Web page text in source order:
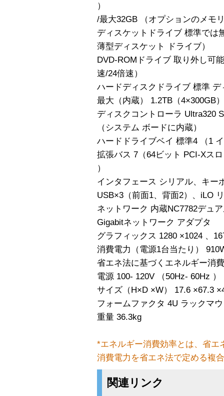
）
/最大32GB （オプションのメモ
ディスケットドライブ 標準では
薄型ディスケット ドライブ）
DVD-ROMドライブ 取り外し可
速/24倍速）
ハードディスクドライブ 標準 デ
最大（内蔵） 1.2TB（4×300GB）
ディスクコントローラ Ultra320
（システム ボードに内蔵）
ハードドライブベイ 標準4 （1
拡張バス 7（64ビット PCI-Xス
）
インタフェース シリアル、キー
USB×3（前面1、背面2）、iLO
ネットワーク 内蔵NC7782デュ
Gigabitネットワーク アダプタ
グラフィックス 1280 ×1024 、
消費電力（電源1台当たり）
省エネ法に基づくエネルギー消
電源 100- 120V （50Hz- 60Hz ）
サイズ（H×D ×W） 17.6 ×67.3
フォームファクタ 4U ラックマ
重量 36.3kg
*エネルギー消費効率とは、省エ
消費電力を省エネ法で定める複
関連リンク